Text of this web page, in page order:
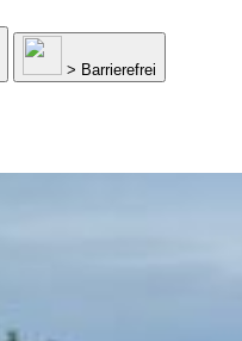
> Barrierefrei